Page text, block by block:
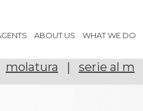
ABOUT US WHAT WE DO
molatura | serie al m